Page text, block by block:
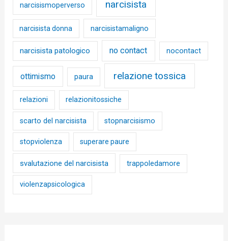
narcisismoperverso narcisista
narcisista donna narcisistamaligno
narcisista patologico no contact nocontact
ottimismo paura relazione tossica
relazioni relazionitossiche
scarto del narcisista stopnarcisismo
stopviolenza superare paure
svalutazione del narcisista trappoledamore
violenzapsicologica